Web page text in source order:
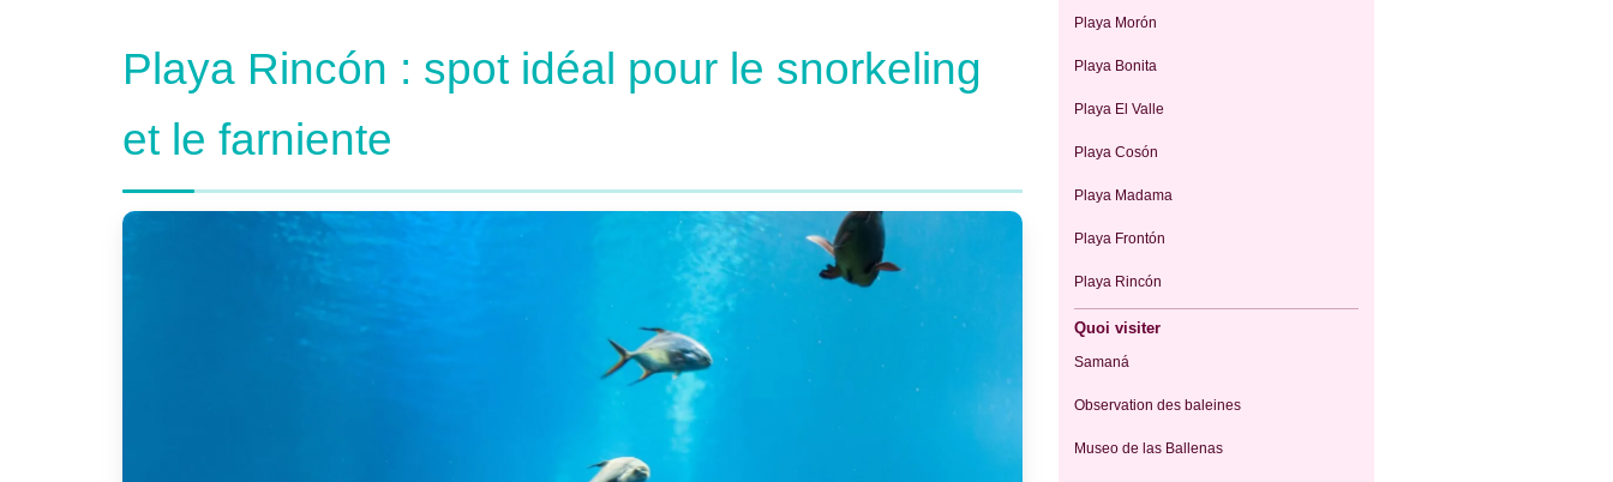
Playa Rincón : spot idéal pour le snorkeling
et le farniente
Playa Morón
Playa Bonita
Playa El Valle
Playa Cosón
Playa Madama
Playa Frontón
Playa Rincón
Quoi visiter
Samaná
Observation des baleines
Museo de las Ballenas